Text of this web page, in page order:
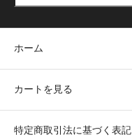
ホーム
カートを見る
特定商取引法に基づく表記